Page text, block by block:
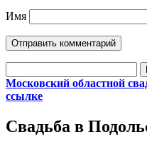
Имя
Московский областной
ссылке
Свадьба в